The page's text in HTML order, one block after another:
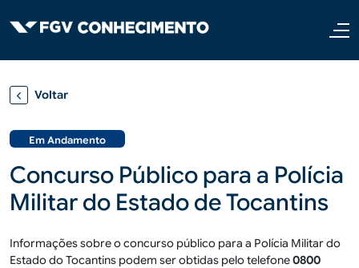
Voltar
Em Andamento
Concurso Público para a Polícia
Militar do Estado de Tocantins
Informações sobre o concurso público para a Polícia Militar do
Estado do Tocantins podem ser obtidas pelo telefone0800